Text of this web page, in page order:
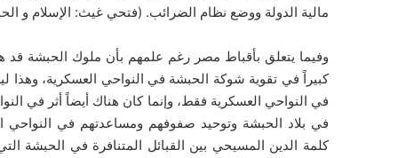
مالية الدولة ووضع نظام الضرائب. (فتحي غيث: الإسلام و
وفيما يتعلق بأقباط مصر رغم علمهم بأن ملوك الحبشة قد
كبيراً في تقوية شوكة الحبشة في النواحي العسكرية، وهذا
في النواحي العسكرية فقط، وإنما كان هناك أيضاً أثر في
في بلاد الحبشة وتوحيد صفوفهم ومساعدتهم في النواحي
كلمة الدين المسيحي بين القبائل المتنافرة في الحبشة